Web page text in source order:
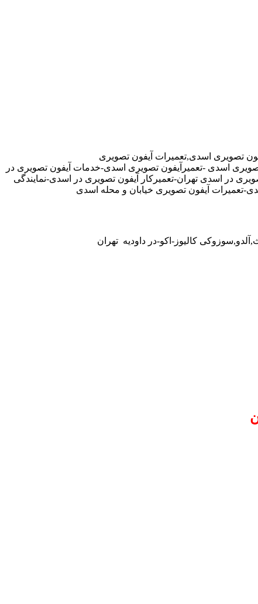
تصویری اسدی,تعمیرات آیفون تصویری
اسدی -تعمیرآیفون تصویری اسدی-خدمات آیفون تصویری در
در اسدی تهران-تعمیرکار آیفون تصویری در اسدی-نمایندگی
کالیوز-اکو-در داودیه تهران